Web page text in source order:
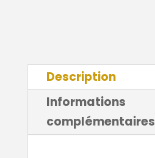
Description
Informations
complémentaires